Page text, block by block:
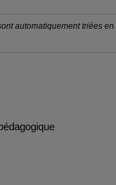
automatiquement triées